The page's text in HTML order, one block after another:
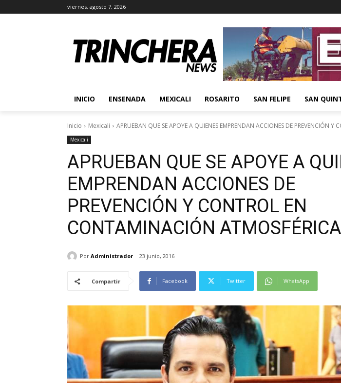
viernes, agosto 7, 2026
INICIO ENSENADA MEXICALI ROSARITO SAN FELIPE SAN
Inicio Mexicali APRUEBAN QUE SE APOYE A QUIENES EMPRENDAN ACCIONES DE PREVENCIÓN Y
Mexicali
APRUEBAN QUE SE APOYE A
EMPRENDAN ACCIONES DE
PREVENCIÓN Y CONTROL EN
CONTAMINACIÓN ATMOSFÉRICA
Por Administrador 23 junio, 2016
Compartir Facebook Twitter WhatsApp